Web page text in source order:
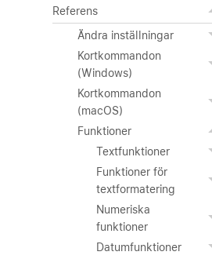
Referens
Ändra inställningar
Kortkommandon
(Windows)
Kortkommandon
(macOS)
Funktioner
Textfunktioner
Funktioner för
textformatering
Numeriska
funktioner
Datumfunktioner